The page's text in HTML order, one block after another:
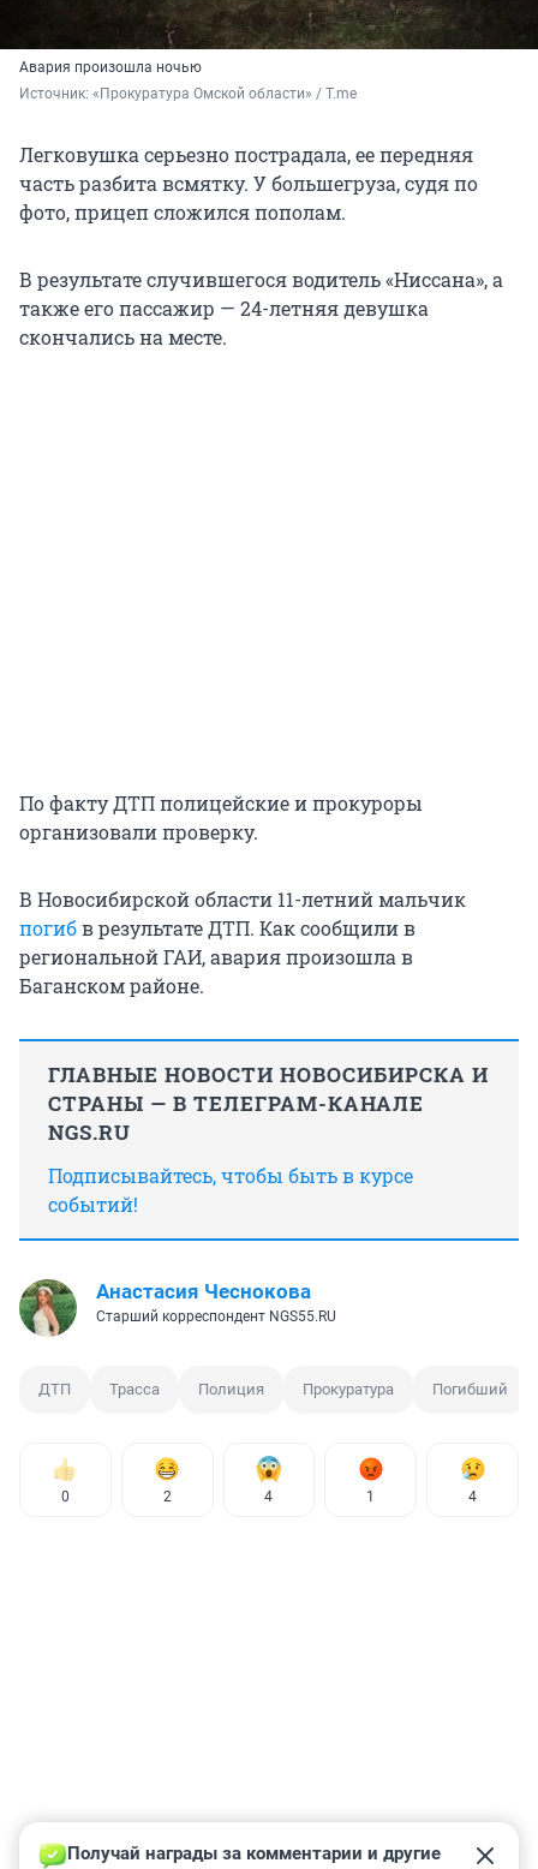
Авария произошла ночью
Источник: «Прокуратура Омской области» / T.me
Легковушка серьезно пострадала, ее передняя
часть разбита всмятку. У большегруза, судя по
фото, прицеп сложился пополам.
В результате случившегося водитель «Ниссана», а
также его пассажир — 24-летняя девушка
скончались на месте.
По факту ДТП полицейские и прокуроры
организовали проверку.
В Новосибирской области 11-летний мальчик
погибв результате ДТП. Как сообщили в
региональной ГАИ, авария произошла в
Баганском районе.
ГЛАВНЫЕ НОВОСТИ НОВОСИБИРСКА И
СТРАНЫ — В ТЕЛЕГРАМ-КАНАЛЕ
NGS.RU
Подписывайтесь, чтобы быть в курсе
событий!
Анастасия Чеснокова
Старший корреспондент NGS55.RU
ДТП Трасса Полиция Прокуратура Погибший
0 2 4 1 4
Получай награды за комментарии и другие